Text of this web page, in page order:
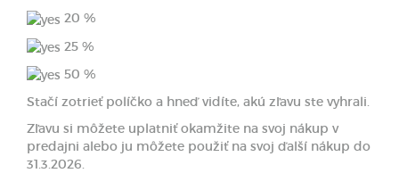
20 %
25 %
50 %
Stačí zotrieť políčko a hneď vidíte, akú zľavu ste vyhrali.
Zľavu si môžete uplatniť okamžite na svoj nákup v
predajni alebo ju môžete použiť na svoj ďalší nákup do
31.3.2026.